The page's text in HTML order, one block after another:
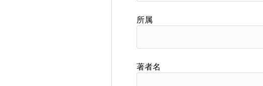
所属
著者名